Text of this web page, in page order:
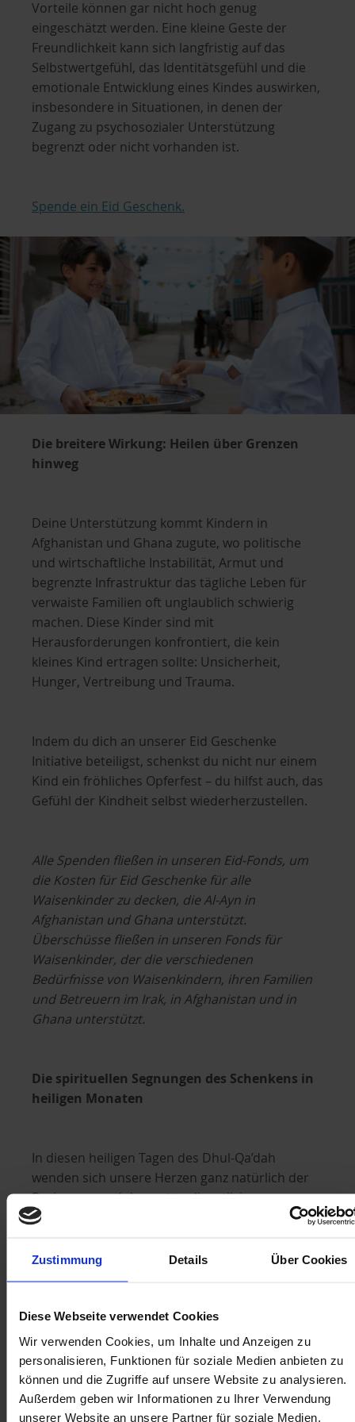
Zustimmung Details Über Cookies
Diese Webseite verwendet Cookies
Wir verwenden Cookies, um Inhalte und Anzeigen zu
personalisieren, Funktionen für soziale Medien anbieten zu
können und die Zugriffe auf unsere Website zu analysieren.
Außerdem geben wir Informationen zu Ihrer Verwendung
unserer Website an unsere Partner für soziale Medien,
Vorteile können gar nicht hoch genug
eingeschätzt werden. Eine kleine Geste der
Freundlichkeit kann sich langfristig auf das
Selbstwertgefühl, das Identitätsgefühl und die
emotionale Entwicklung eines Kindes auswirken,
insbesondere in Situationen, in denen der
Zugang zu psychosozialer Unterstützung
begrenzt oder nicht vorhanden ist.
Spende ein Eid Geschenk.
Die breitere Wirkung: Heilen über Grenzen
hinweg
Deine Unterstützung kommt Kindern in
Afghanistan und Ghana zugute, wo politische
und wirtschaftliche Instabilität, Armut und
begrenzte Infrastruktur das tägliche Leben für
verwaiste Familien oft unglaublich schwierig
machen. Diese Kinder sind mit
Herausforderungen konfrontiert, die kein
kleines Kind ertragen sollte: Unsicherheit,
Hunger, Vertreibung und Trauma.
Indem du dich an unserer Eid Geschenke
Initiative beteiligst, schenkst du nicht nur einem
Kind ein fröhliches Opferfest – du hilfst auch, das
Gefühl der Kindheit selbst wiederherzustellen.
Alle Spenden fließen in unseren Eid-Fonds, um
die Kosten für Eid Geschenke für alle
Waisenkinder zu decken, die Al-Ayn in
Afghanistan und Ghana unterstützt.
Überschüsse fließen in unseren Fonds für
Waisenkinder, der die verschiedenen
Bedürfnisse von Waisenkindern, ihren Familien
und Betreuern im Irak, in Afghanistan und in
Ghana unterstützt.
Die spirituellen Segnungen des Schenkens in
heiligen Monaten
In diesen heiligen Tagen des Dhul-Qa’dah
wenden sich unsere Herzen ganz natürlich der
Besinnung und den gottesdienstlichen
Handlungen zu. Dies sind Tage, an denen sich
Türen der göttlichen Barmherzigkeit weit
geöffnet werden. In dieser Zeit zu spenden ist
auch ein Akt des Glaubens und der Dankbarkeit.
Die Unterstützung eines Waisenkindes, vor
allem in dieser gesegneten Zeit, ist eine
ausgezeichnete Möglichkeit, Belohnungen zu